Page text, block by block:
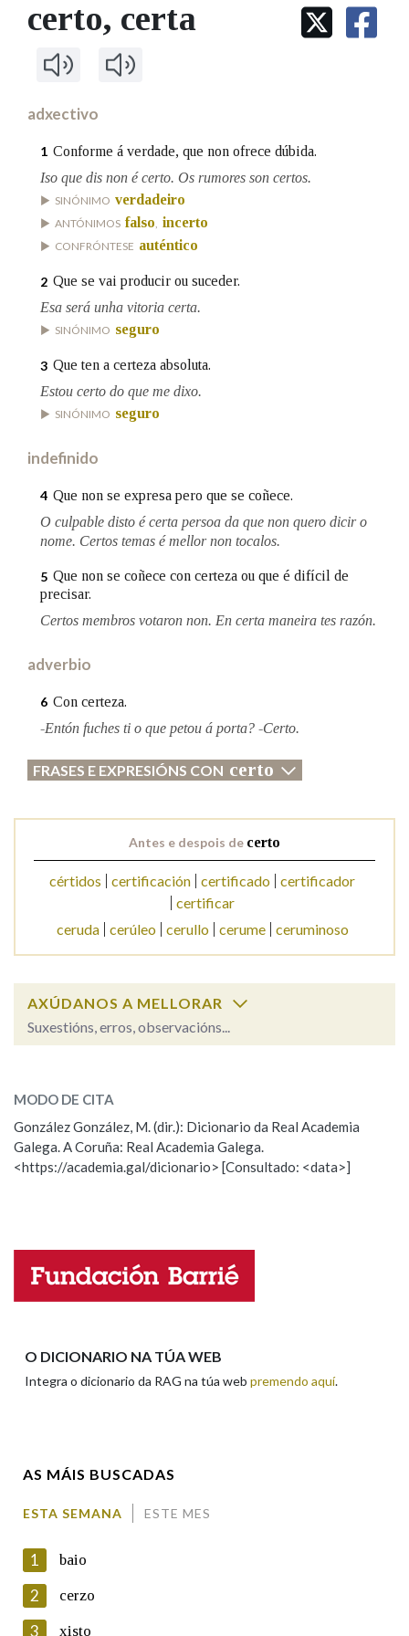
IDENTIDADE CORPORATIVA
MARCIAL DEL ADALID
FIGURAS HOMENAXEADAS
Facebook
TwitterYoutubeInstagram
Bluesky
BUSCAR NOS LEMAS
Comeza por
Contén
BUSCAR NO CONTIDO
Nos exemplos
Na fraseoloxía
OUTRAS OPCIÓNS DE BUSCA
Marcas gramaticais
LIMPAR
certo, certa
adxectivo
1 Conforme á verdade, que non ofrece dúbida.
Iso que dis non é certo. Os rumores son certos.
SINÓNIMO verdadeiro
ANTÓNIMOS falso incerto
CONFRÓNTESE auténtico
2 Que se vai producir ou suceder.
Esa será unha vitoria certa.
SINÓNIMO seguro
3 Que ten a certeza absoluta.
Estou certo do que me dixo.
SINÓNIMO seguro
indefinido
4 Que non se expresa pero que se coñece.
O culpable disto é certa persoa da que non quero dicir o
nome. Certos temas é mellor non tocalos.
5 Que non se coñece con certeza ou que é difícil de
precisar.
Certos membros votaron non. En certa maneira tes razón.
adverbio
6 Con certeza.
-Entón fuches ti o que petou á porta? -Certo.
FRASES E EXPRESIÓNS CON certo
Antes e despois de certo
cértidos certificación certificado certificador
certificar
ceruda
cerúleo cerullo cerume ceruminoso
AXÚDANOS A MELLORAR
Suxestións, erros, observacións...
ESCOLLE UNHA OPCIÓN:
Observación Hai un erro na palabra
Propoño mellorar a definición
Nome
MODO DE CITA
González González, M. (dir.): Dicionario da Real Academia
Galega. A Coruña: Real Academia Galega.
<https://academia.gal/dicionario> [Consultado: <data>]
O DICIONARIO NA TÚA WEB
Integra o dicionario da RAG na túa web premendo aquí.
AS MÁIS BUSCADAS
ESTA SEMANA ESTE MES
1 baio
2 cerzo
3 xisto